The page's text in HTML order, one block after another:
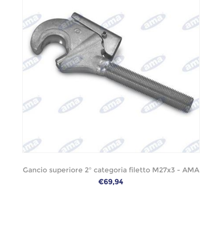
Gancio superiore 2° categoria filetto M27x3 - AMA
€69,94